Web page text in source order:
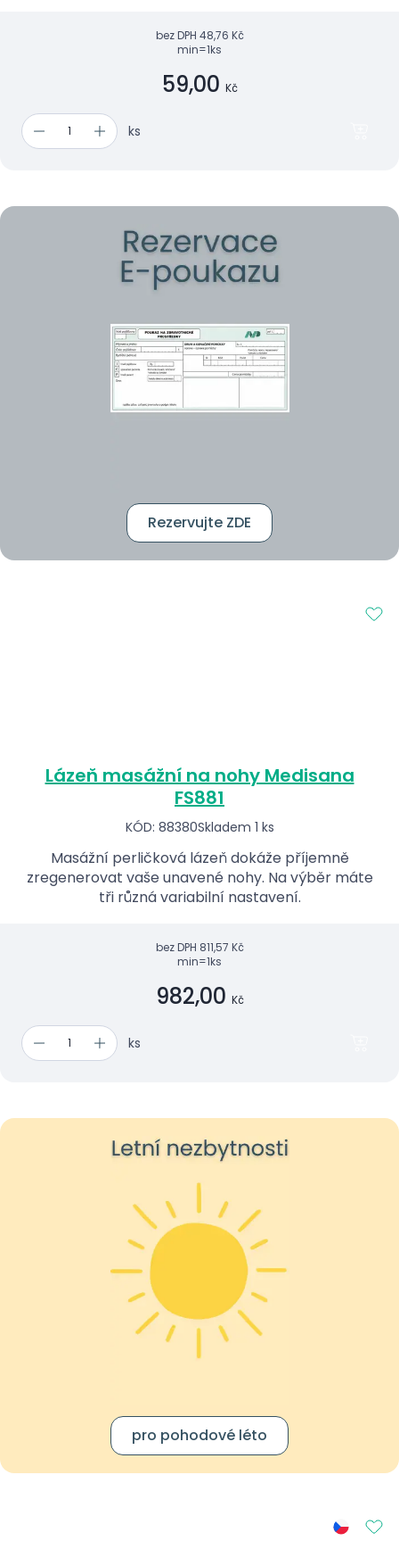
bez DPH 48,76 Kč
min=1ks
59,00 Kč
ks
Rezervujte ZDE
Lázeň masážní na nohy Medisana
FS881
KÓD: 88380Skladem 1 ks
Masážní perličková lázeň dokáže příjemně
zregenerovat vaše unavené nohy. Na výběr máte
tři různá variabilní nastavení.
bez DPH 811,57 Kč
min=1ks
982,00 Kč
ks
pro pohodové léto